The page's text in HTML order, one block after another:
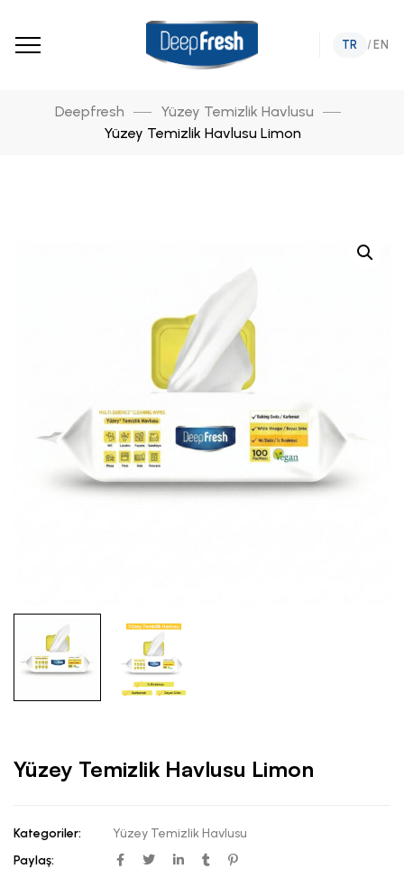
TR / EN
Deepfresh
Yüzey Temizlik Havlusu
Yüzey Temizlik Havlusu Limon
Yüzey Temizlik Havlusu Limon
Kategoriler:
Yüzey Temizlik Havlusu
Paylaş: